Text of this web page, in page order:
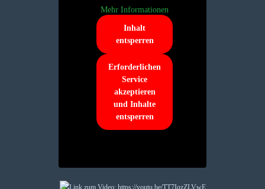
Mehr Informationen
Inhalt
entsperren
Erforderlichen
Service
akzeptieren
und Inhalte
entsperren